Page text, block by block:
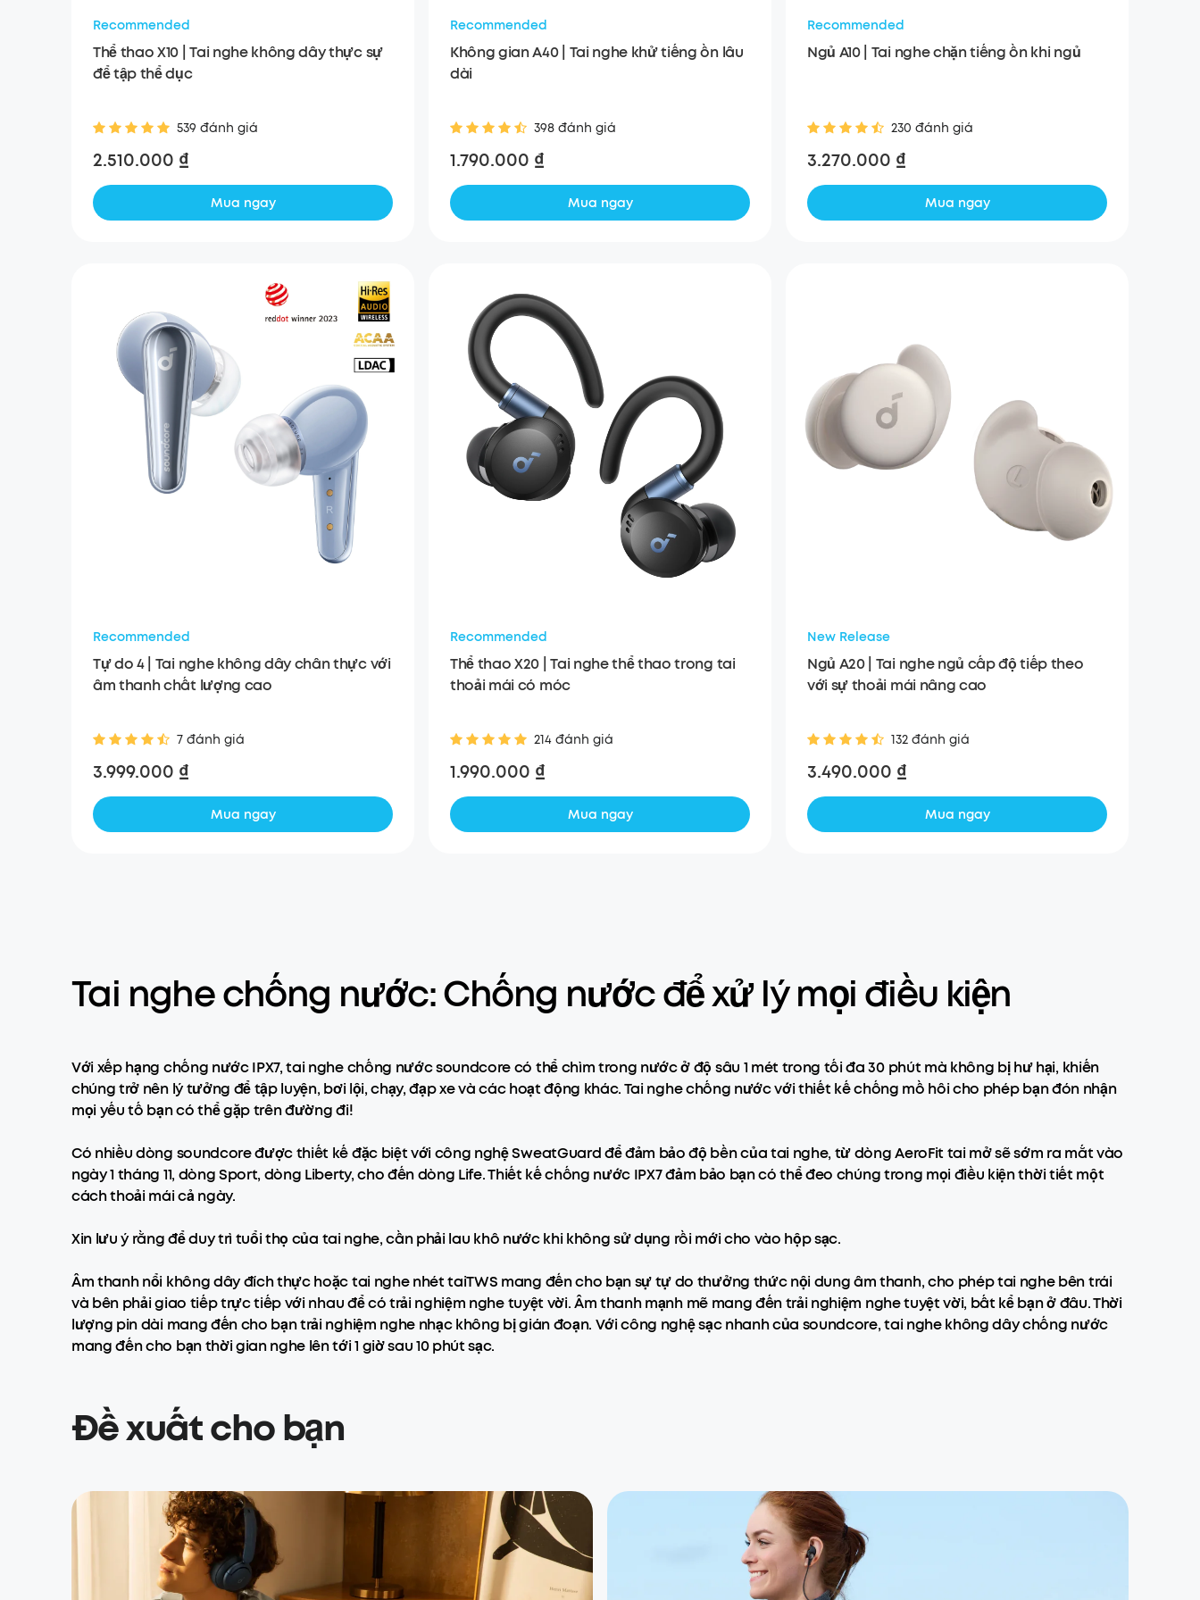
Recommended
Thể thao X10 | Tai nghe không dây thực sự
để tập thể dục
539 đánh giá
2.510.000 ₫
Mua ngay
Recommended
Không gian A40 | Tai nghe khử tiếng ồn lâu
dài
398 đánh giá
1.790.000 ₫
Mua ngay
Recommended
Ngủ A10 | Tai nghe chặn tiếng ồn khi ngủ
230 đánh giá
3.270.000 ₫
Mua ngay
Recommended
Tự do 4 | Tai nghe không dây chân thực với
âm thanh chất lượng cao
7 đánh giá
3.999.000 ₫
Mua ngay
Recommended
Thể thao X20 | Tai nghe thể thao trong tai
thoải mái có móc
214 đánh giá
1.990.000 ₫
Mua ngay
New Release
Ngủ A20 | Tai nghe ngủ cấp độ tiếp theo
với sự thoải mái nâng cao
132 đánh giá
3.490.000 ₫
Mua ngay
Tai nghe chống nước: Chống nước để xử lý mọi điều kiện
Với xếp hạng chống nước IPX7, tai nghe chống nước soundcore có thể chìm trong nước ở độ sâu 1 mét trong tối đa 30 phút mà không bị hư hại, khiến
chúng trở nên lý tưởng để tập luyện, bơi lội, chạy, đạp xe và các hoạt động khác. Tai nghe chống nước với thiết kế chống mồ hôi cho phép bạn đón nhận
mọi yếu tố bạn có thể gặp trên đường đi!
Có nhiều dòng soundcore được thiết kế đặc biệt với công nghệ SweatGuard để đảm bảo độ bền của tai nghe, từ dòng AeroFit tai mở sẽ sớm ra mắt vào
ngày 1 tháng 11, dòng Sport, dòng Liberty, cho đến dòng Life. Thiết kế chống nước IPX7 đảm bảo bạn có thể đeo chúng trong mọi điều kiện thời tiết một
cách thoải mái cả ngày.
Xin lưu ý rằng để duy trì tuổi thọ của tai nghe, cần phải lau khô nước khi không sử dụng rồi mới cho vào hộp sạc.
Âm thanh nổi không dây đích thực hoặc tai nghe nhét taiTWS mang đến cho bạn sự tự do thưởng thức nội dung âm thanh, cho phép tai nghe bên trái
và bên phải giao tiếp trực tiếp với nhau để có trải nghiệm nghe tuyệt vời. Âm thanh mạnh mẽ mang đến trải nghiệm nghe tuyệt vời, bất kể bạn ở đâu. Thời
lượng pin dài mang đến cho bạn trải nghiệm nghe nhạc không bị gián đoạn. Với công nghệ sạc nhanh của soundcore, tai nghe không dây chống nước
mang đến cho bạn thời gian nghe lên tới 1 giờ sau 10 phút sạc.
Đề xuất cho bạn